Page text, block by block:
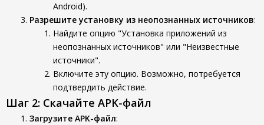
Android).
Разрешите установку из неопознанных источников:
Найдите опцию "Установка приложений из
неопознанных источников" или "Неизвестные
источники".
Включите эту опцию. Возможно, потребуется
подтвердить действие.
Шаг 2: Скачайте APK-файл
Загрузите APK-файл: